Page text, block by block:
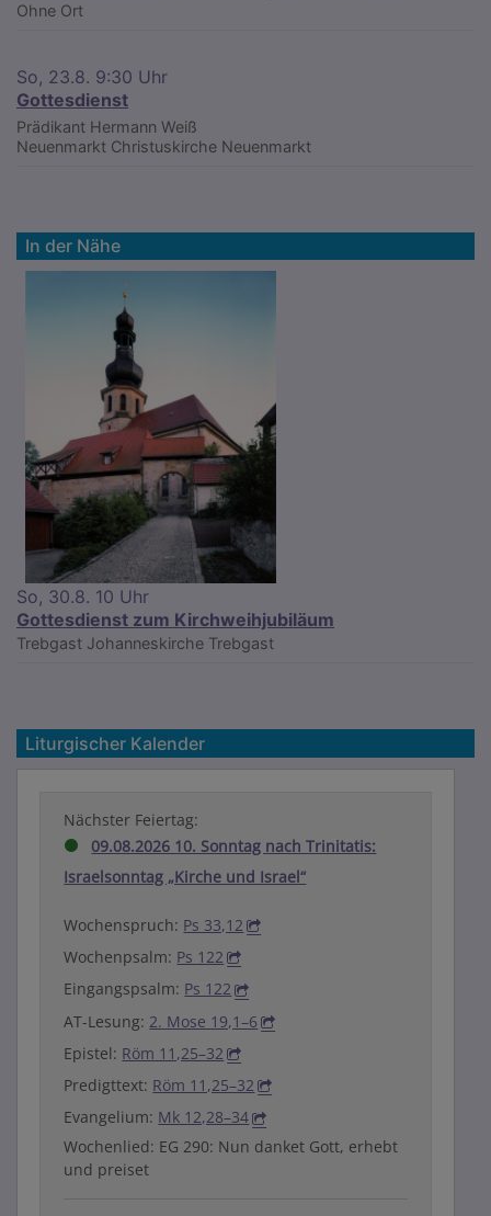
Ohne Ort
So, 23.8. 9:30 Uhr
Gottesdienst
Prädikant Hermann Weiß
Neuenmarkt Christuskirche Neuenmarkt
In der Nähe
So, 30.8. 10 Uhr
Gottesdienst zum Kirchweihjubiläum
Trebgast Johanneskirche Trebgast
Liturgischer Kalender
Nächster Feiertag:
09.08.2026 10. Sonntag nach Trinitatis:
Israelsonntag „Kirche und Israel“
Wochenspruch: Ps 33,12
Wochenpsalm: Ps 122
Eingangspsalm: Ps 122
AT-Lesung: 2. Mose 19,1–6
Epistel: Röm 11,25–32
Predigttext: Röm 11,25–32
Evangelium: Mk 12,28–34
Wochenlied: EG 290: Nun danket Gott, erhebt
und preiset